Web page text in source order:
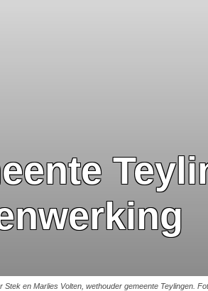
en Marlies Volten, wethouder gemeente Teylingen.